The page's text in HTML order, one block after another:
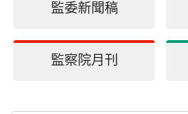
監委新聞稿
監察院月刊